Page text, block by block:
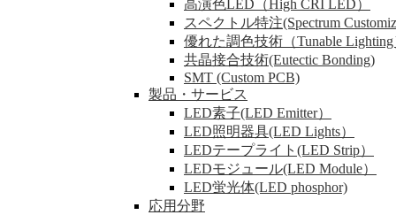
高演色LED（High CRI LED）
スペクトル特注(Spectrum
優れた調色技術（Tunable Lighting
共晶接合技術(Eutectic Bonding)
SMT (Custom PCB)
製品・サービス
LED素子(LED Emitter）
LED照明器具(LED Lights）
LEDテープライト(LED Strip）
LEDモジュール(LED Module）
LED蛍光体(LED phosphor)
応用分野